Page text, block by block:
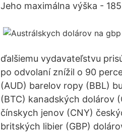
Jeho maximálna výška -
ďalšiemu vydavateľstvu
po odvolaní znížil o 90
(AUD) barelov ropy (BBL)
(BTC) kanadských dolárov
čínskych jenov (CNY)
britských libier (GBP)